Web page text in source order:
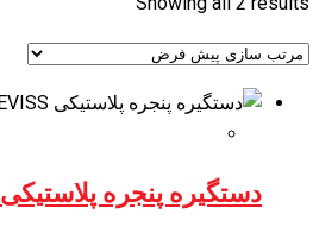
دستگیره پنجره پلاستیکی GEVISS